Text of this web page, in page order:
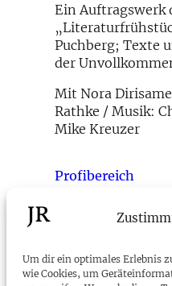
Um dir ein optimales Erlebnis
wie Cookies, um
Ein Auftragswerk
Puchberg; Texte
der
Mit Nora
Rathke / Musik:
Mike Kreuzer
Profibereich